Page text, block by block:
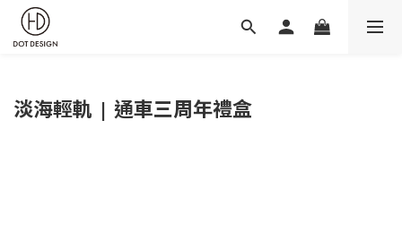
淡海輕軌 | 通車三周年禮盒